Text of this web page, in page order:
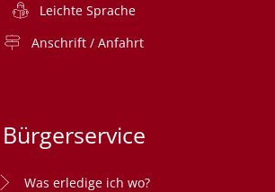
Leichte Sprache
Anschrift / Anfahrt
Bürgerservice
Was erledige ich wo?